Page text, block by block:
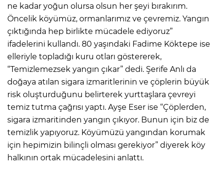
ne kadar yoğun olursa olsun her şeyi bırakırım.
Öncelik köyümüz, ormanlarımız ve çevremiz. Yangın
çıktığında hep birlikte mücadele ediyoruz”
ifadelerini kullandı. 80 yaşındaki Fadime Köktepe ise
elleriyle topladığı kuru otları göstererek,
“Temizlemezsek yangın çıkar” dedi. Şerife Anlı da
doğaya atılan sigara izmaritlerinin ve çöplerin büyük
risk oluşturduğunu belirterek yurttaşlara çevreyi
temiz tutma çağrısı yaptı. Ayşe Eser ise “Çöplerden,
sigara izmaritinden yangın çıkıyor. Bunun için biz de
temizlik yapıyoruz. Köyümüzü yangından korumak
için hepimizin bilinçli olması gerekiyor” diyerek köy
halkının ortak mücadelesini anlattı.